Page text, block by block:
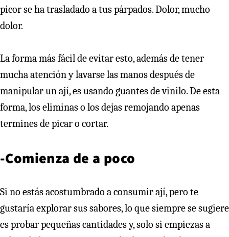
picor se ha trasladado a tus párpados. Dolor, mucho
dolor.
La forma más fácil de evitar esto, además de tener
mucha atención y lavarse las manos después de
manipular un ají, es usando guantes de vinilo. De esta
forma, los eliminas o los dejas remojando apenas
termines de picar o cortar.
-Comienza de a poco
Si no estás acostumbrado a consumir ají, pero te
gustaría explorar sus sabores, lo que siempre se sugiere
es probar pequeñas cantidades y, solo si empiezas a